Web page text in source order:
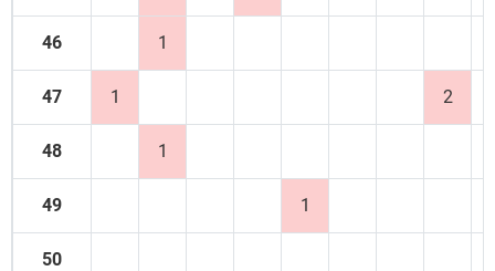
46 1
47 1 2
48 1
49 1
50